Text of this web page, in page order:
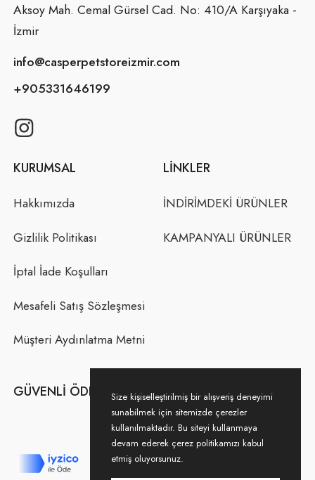
Aksoy Mah. Cemal Gürsel Cad. No: 410/A Karşıyaka -
İzmir
info@casperpetstoreizmir.com
+905331646199
KURUMSAL
Hakkımızda
Gizlilik Politikası
İptal İade Koşulları
Mesafeli Satış Sözleşmesi
Müşteri Aydınlatma Metni
LINKLER
İNDİRİMDEKİ ÜRÜNLER
KAMPANYALI ÜRÜNLER
GÜVENLI ÖDEMESize kişiselleştirilmiş bir alışveriş deneyimi
sunabilmek için sitemizde çerezler
kullanılmaktadır. Bu siteyi kullanmaya
devam ederek çerez politikamızı kabul
etmiş oluyorsunuz.